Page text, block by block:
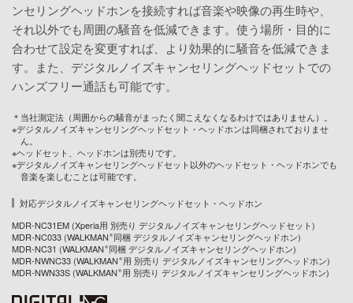
ンセリングヘッドホンを接続すれば音楽や映像の再生時や、
それ以外でも周囲の騒音を低減できます。使う場所・目的に
合わせて設定を変更すれば、より効果的に騒音を低減できま
す。また、デジタルノイズキャンセリングヘッドセットでの
ハンズフリー通話も可能です。
＊当社測定法（周囲からの騒音がまったく聞こえなくなるわけではありません）。
※デジタルノイズキャンセリングヘッドセット・ヘッドホンは同梱されておりませ
ん。
※ヘッドセット、ヘッドホンは別売りです。
※デジタルノイズキャンセリングヘッドセット以外のヘッドセット・ヘッドホンでも
音楽を楽しむことは可能です。
対応デジタルノイズキャンセリングヘッドセット・ヘッドホン
MDR-NC31EM (Xperia用 別売り デジタルノイズキャンセリングヘッドセット)
MDR-NC033 (WALKMAN ® 同梱 デジタルノイズキャンセリングヘッドホン)
MDR-NC31 (WALKMAN ® 同梱 デジタルノイズキャンセリングヘッドホン)
MDR-NWNC33 (WALKMAN ® 用 別売り デジタルノイズキャンセリングヘッドホン)
MDR-NWN33S (WALKMAN ® 用 別売り デジタルノイズキャンセリングヘッドホン)